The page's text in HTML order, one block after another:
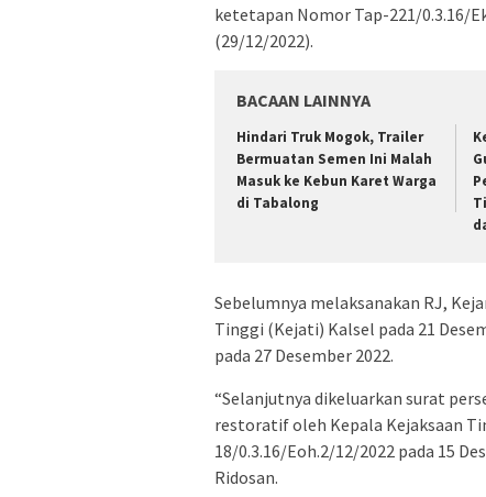
ketetapan Nomor Tap-221/0.3.16/
(29/12/2022).
BACAAN LAINNYA
Hindari Truk Mogok, Trailer
Bermuatan Semen Ini Malah
Masuk ke Kebun Karet Warga
di Tabalong
Sebelumnya melaksanakan RJ,
Tinggi (Kejati) Kalsel pada 21
pada 27 Desember 2022.
“Selanjutnya dikeluarkan surat
restoratif oleh Kepala Kejaksaan
18/0.3.16/Eoh.2/12/2022 pada 15
Ridosan.